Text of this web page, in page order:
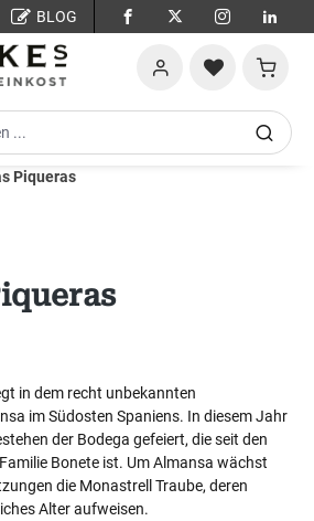
BLOG
Piqueras
in dem recht unbekannten
im Südosten Spaniens. In diesem Jahr
der Bodega gefeiert, die seit den
Bonete ist. Um Almansa wächst
die Monastrell Traube, deren
Alter aufweisen.